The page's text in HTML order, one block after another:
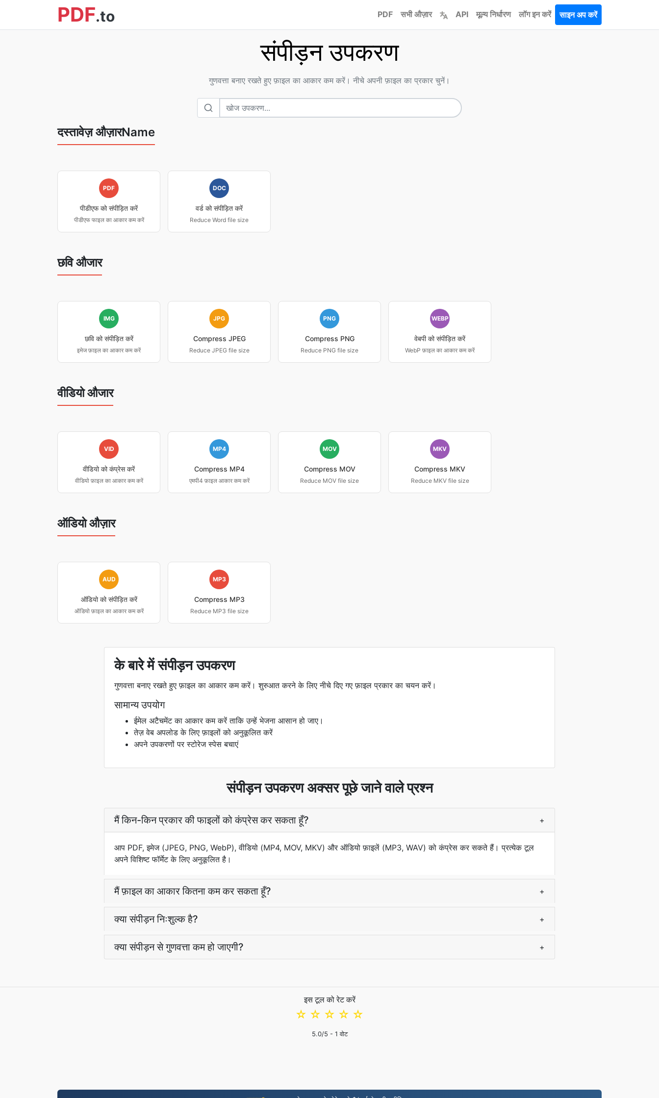
PDF.to PDF सभी औज़ार API मूल्य निर्धारण लॉग इन करें साइन अप करें
संपीड़न उपकरण
गुणवत्ता बनाए रखते हुए फ़ाइल का आकार कम करें। नीचे अपनी फ़ाइल का प्रकार चुनें।
दस्तावेज़ औज़ारName
PDF
पीडीएफ को संपीड़ित करें
पीडीएफ फाइल का आकार कम करें
DOC
वर्ड को संपीड़ित करें
Reduce Word file size
छवि औजार
IMG
छवि को संपीड़ित करें
इमेज फ़ाइल का आकार कम करें
JPG
Compress JPEG
Reduce JPEG file size
PNG
Compress PNG
Reduce PNG file size
WEBP
वेबपी को संपीड़ित करें
WebP फ़ाइल का आकार कम करें
वीडियो औजार
VID
वीडियो को कंप्रेस करें
वीडियो फ़ाइल का आकार कम करें
MP4
Compress MP4
एमपी4 फ़ाइल आकार कम करें
MOV
Compress MOV
Reduce MOV file size
MKV
Compress MKV
Reduce MKV file size
ऑडियो औज़ार
AUD
ऑडियो को संपीड़ित करें
ऑडियो फ़ाइल का आकार कम करें
MP3
Compress MP3
Reduce MP3 file size
के बारे में संपीड़न उपकरण
गुणवत्ता बनाए रखते हुए फ़ाइल का आकार कम करें। शुरुआत करने के लिए नीचे दिए गए फ़ाइल प्रकार का चयन करें।
सामान्य उपयोग
ईमेल अटैचमेंट का आकार कम करें ताकि उन्हें भेजना आसान हो जाए।
तेज़ वेब अपलोड के लिए फ़ाइलों को अनुकूलित करें
अपने उपकरणों पर स्टोरेज स्पेस बचाएं
संपीड़न उपकरण अक्सर पूछे जाने वाले प्रश्न
मैं किन-किन प्रकार की फाइलों को कंप्रेस कर सकता हूँ? +
आप PDF, इमेज (JPEG, PNG, WebP), वीडियो (MP4, MOV, MKV) और ऑडियो फ़ाइलें (MP3, WAV) को कंप्रेस कर सकते हैं। प्रत्येक टूल
अपने विशिष्ट फॉर्मेट के लिए अनुकूलित है।
मैं फ़ाइल का आकार कितना कम कर सकता हूँ? +
क्या संपीड़न निःशुल्क है? +
क्या संपीड़न से गुणवत्ता कम हो जाएगी? +
इस टूल को रेट करें
☆
☆
☆
☆
☆
5.0/5 - 1 वोट